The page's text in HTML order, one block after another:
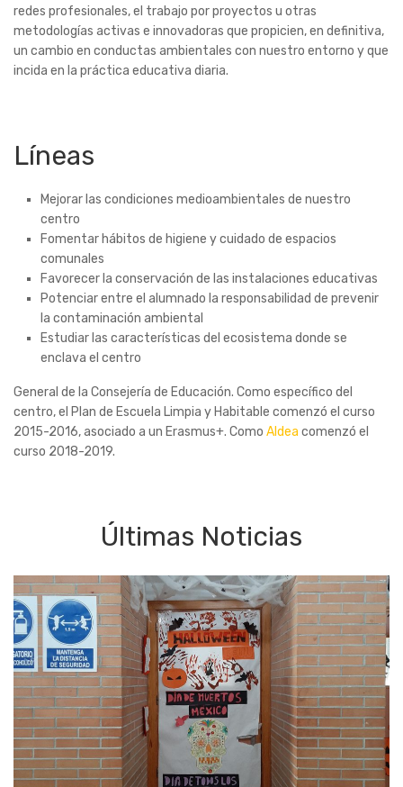
redes profesionales, el trabajo por proyectos u otras
metodologías activas e innovadoras que propicien, en definitiva,
un cambio en conductas ambientales con nuestro entorno y que
incida en la práctica educativa diaria.
Líneas
Mejorar las condiciones medioambientales de nuestro
centro
Fomentar hábitos de higiene y cuidado de espacios
comunales
Favorecer la conservación de las instalaciones educativas
Potenciar entre el alumnado la responsabilidad de prevenir
la contaminación ambiental
Estudiar las características del ecosistema donde se
enclava el centro
General de la Consejería de Educación. Como específico del
centro, el Plan de Escuela Limpia y Habitable comenzó el curso
2015-2016, asociado a un Erasmus+. Como Aldea comenzó el
curso 2018-2019.
Últimas Noticias